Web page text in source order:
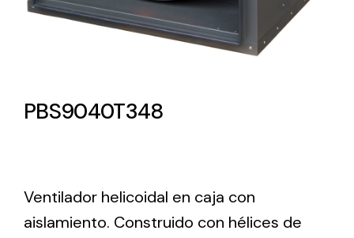
Amplia gama de ventiladores y equipos de
PBS9040T348
Ventilador helicoidal en caja con
aislamiento. Construido con hélices de